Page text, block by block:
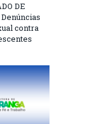
DE
contra